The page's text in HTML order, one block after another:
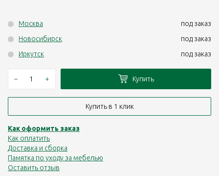
Москва
под заказ
Новосибирск
под заказ
Иркутск
под заказ
– + Купить
Купить в 1 клик
Как оформить заказ
Как оплатить
Доставка и сборка
Памятка по уходу за мебелью
Оставить отзыв